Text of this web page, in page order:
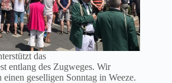
das
entlang des Zugweges. Wir
geselligen Sonntag in Weeze.